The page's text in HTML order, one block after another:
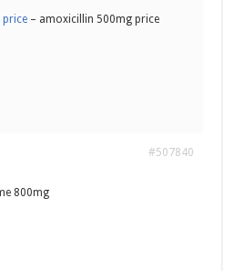
– amoxicillin 500mg price
#507840
800mg